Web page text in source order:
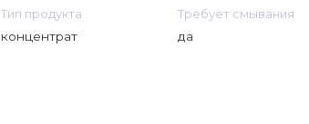
Тип продукта
концентрат
Требует смывания
да